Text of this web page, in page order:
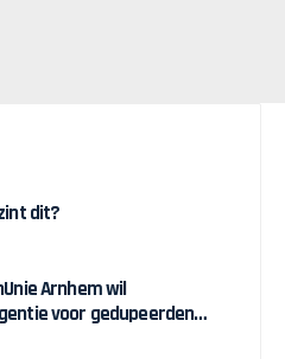
dit?
Arnhem wil
voor gedupeerden